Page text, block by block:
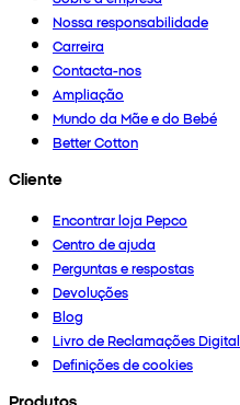
Nossa responsabilidade
Carreira
Contacta-nos
Ampliação
Mundo da Mãe e do Bebé
Better Cotton
Cliente
Encontrar loja Pepco
Centro de ajuda
Perguntas e respostas
Devoluções
Blog
Livro de Reclamações Digital
Definições de cookies